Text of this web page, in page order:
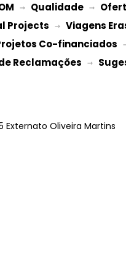
→ Qualidade →
Projects → Viagens
Co-financiados
Reclamações →
Externato Oliveira Martins